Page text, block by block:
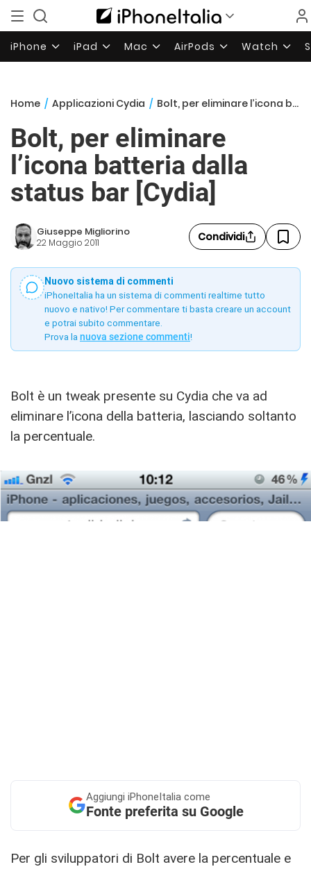
iPhone iPad Mac AirPods Watch
Home / Applicazioni Cydia / Bolt, per eliminare l’icona batteria dalla status bar [Cydia]
Bolt, per eliminare
l’icona batteria dalla
status bar [Cydia]
Giuseppe Migliorino
22 Maggio 2011 Condividi
Nuovo sistema di commenti
iPhoneItalia ha un sistema di commenti realtime tutto
nuovo e nativo! Per commentare ti basta creare un account
e potrai subito commentare.
Prova la nuova sezione commenti!
Bolt è un tweak presente su Cydia che va ad
eliminare l’icona della batteria, lasciando soltanto
la percentuale.
Aggiungi iPhoneItalia come
Fonte preferita su Google
Per gli sviluppatori di Bolt avere la percentuale e